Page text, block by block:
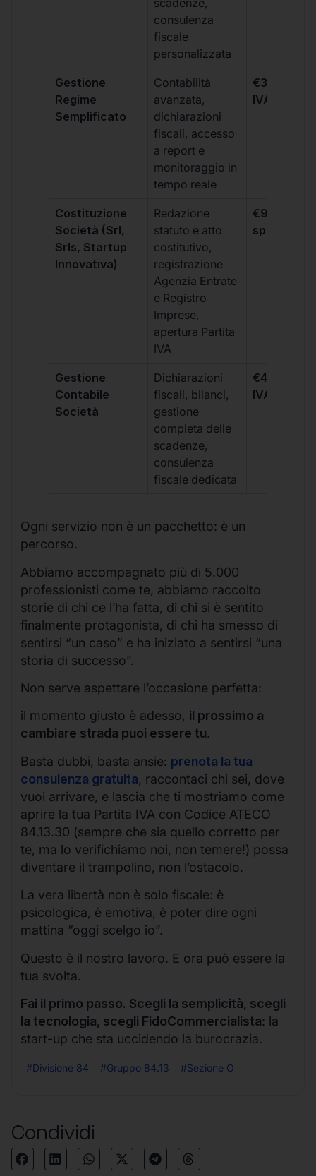
scadenze,
consulenza
fiscale
personalizzata
Gestione
Regime
Semplificato
Contabilità
avanzata,
dichiarazioni
fiscali, accesso
a report e
monitoraggio in
tempo reale
€333 +
IVA/
Costituzione
Società (Srl,
Srls, Startup
Innovativa)
Redazione
statuto e atto
costitutivo,
registrazione
Agenzia Entrate
e Registro
Imprese,
apertura Partita
IVA
€99 + IVA
spese
Gestione
Contabile
Società
Dichiarazioni
fiscali, bilanci,
gestione
completa delle
scadenze,
consulenza
fiscale dedicata
€499 +
IVA/
Ogni servizio non è un pacchetto: è un
percorso.
Abbiamo accompagnato più di 5.000
professionisti come te, abbiamo raccolto
storie di chi ce l’ha fatta, di chi si è sentito
finalmente protagonista, di chi ha smesso di
sentirsi “un caso” e ha iniziato a sentirsi “una
storia di successo”.
Non serve aspettare l’occasione perfetta:
il momento giusto è adesso, il prossimo a
cambiare strada puoi essere tu.
Basta dubbi, basta ansie: prenota la tua
consulenza gratuita, raccontaci chi sei, dove
vuoi arrivare, e lascia che ti mostriamo come
aprire la tua Partita IVA con Codice ATECO
84.13.30 (sempre che sia quello corretto per
te, ma lo verifichiamo noi, non temere!) possa
diventare il trampolino, non l’ostacolo.
La vera libertà non è solo fiscale: è
psicologica, è emotiva, è poter dire ogni
mattina “oggi scelgo io”.
Questo è il nostro lavoro. E ora può essere la
tua svolta.
Fai il primo passo. Scegli la semplicità, scegli
la tecnologia, scegli FidoCommercialista: la
start-up che sta uccidendo la burocrazia.
#Divisione 84 #Gruppo 84.13 #Sezione O
Condividi